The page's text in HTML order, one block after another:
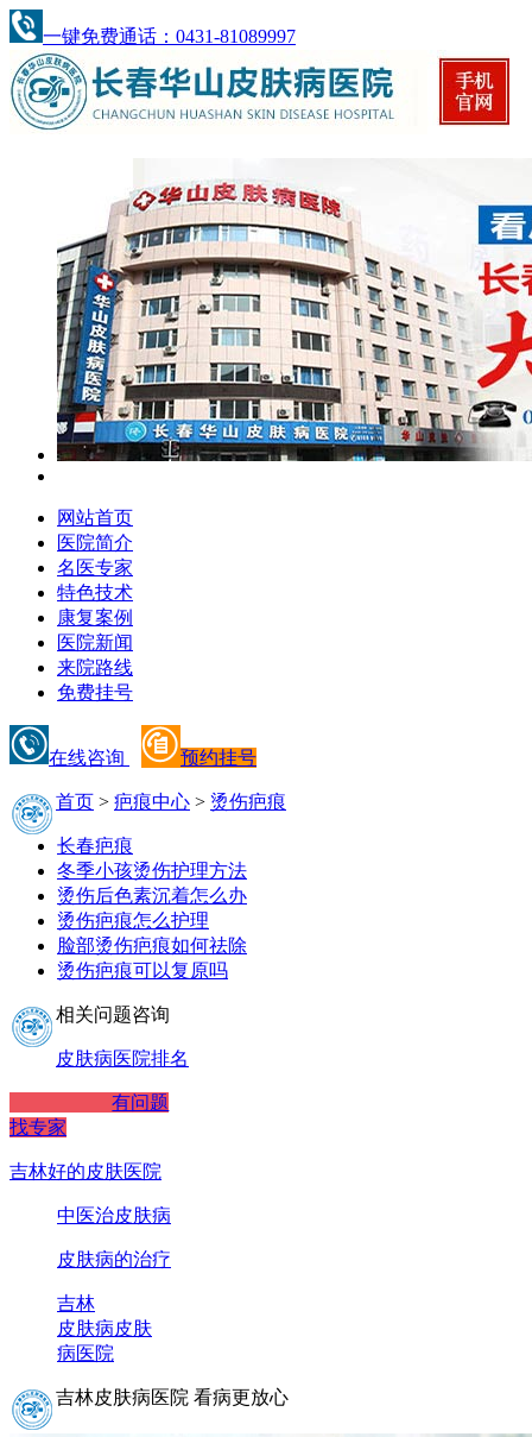
一键免费通话：0431-81089997
网站首页
医院简介
名医专家
特色技术
康复案例
医院新闻
来院路线
免费挂号
在线咨询 预约挂号
首页 > 疤痕中心 > 烫伤疤痕
长春疤痕
冬季小孩烫伤护理方法
烫伤后色素沉着怎么办
烫伤疤痕怎么护理
脸部烫伤疤痕如何祛除
烫伤疤痕可以复原吗
相关问题咨询
皮肤病医院排名
有问题
找专家
吉林好的皮肤医院
中医治皮肤病
皮肤病的治疗
吉林
皮肤病皮肤
病医院
吉林皮肤病医院 看病更放心